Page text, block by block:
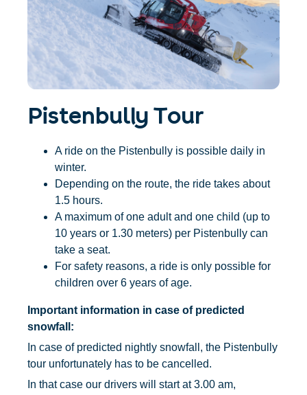
Accommodatie
vinden
Ticket- &
Nederlands
+43/5476/6239
info@serfaus-fiss-ladis.at